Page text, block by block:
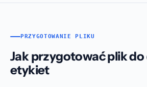
PRZYGOTOWANIE PLIKU
Jak przygotować plik
etykiet